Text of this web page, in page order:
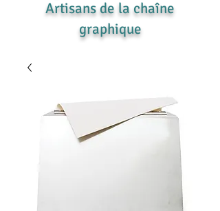
Artisans de la chaîne
graphique